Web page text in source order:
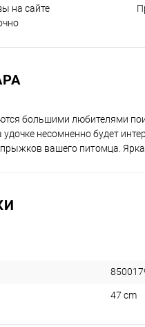
на сайте
большими любителями
несомненно будет
вашего питомца.
47 cm